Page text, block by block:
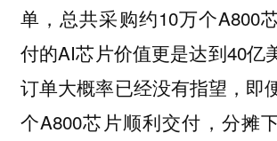
单，总共采购约10万个A800
付的AI芯片价值更是达到40亿
订单大概率已经没有指望，即
个A800芯片顺利交付，分摊